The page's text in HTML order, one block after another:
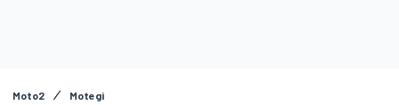
Moto2 Motegi